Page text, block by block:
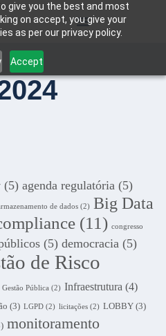
give you the best and most
on accept, you give your
as per our privacy policy.
Accept
(5) agenda regulatória (5)
de dados (2) Big Data
(11) congresso
(5) democracia (5)
de Risco
Gestão Pública (2) Infraestrutura (4)
(3) LGPD (2) licitações (2) LOBBY (3)
monitoramento